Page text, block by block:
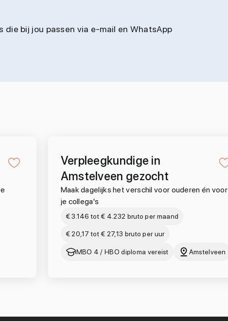
bij jou passen via e-mail en WhatsApp
Verpleegkundige in
Amstelveen gezocht
Maak dagelijks het verschil voor ouderen én voor
je collega's
€ 3.146 tot € 4.232 bruto per maand
€ 20,17 tot € 27,13 bruto per uur
MBO 4 / HBO diploma vereist Amstelveen